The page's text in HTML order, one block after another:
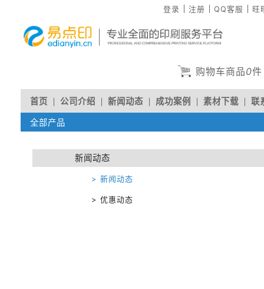
登录 注册 QQ客服 旺
购物车商品0件
首页 公司介绍 新闻动态 成功案例 素材下载 联
人才招聘
全部产品
新闻动态
> 新闻动态
> 优惠动态